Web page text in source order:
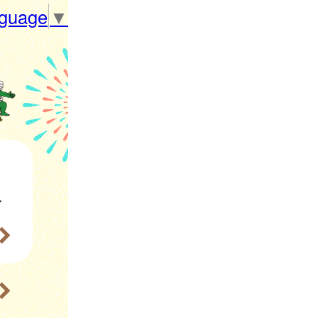
▼
制日）